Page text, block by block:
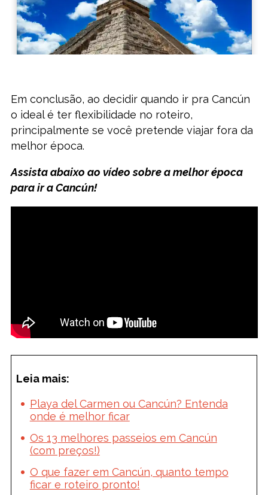
Em conclusão, ao decidir quando ir pra Cancún
o ideal é ter flexibilidade no roteiro,
principalmente se você pretende viajar fora da
melhor época.
Assista abaixo ao vídeo sobre a melhor época
para ir a Cancún!
Leia mais:
Playa del Carmen ou Cancún? Entenda
onde é melhor ficar
Os 13 melhores passeios em Cancún
(com preços!)
O que fazer em Cancún, quanto tempo
ficar e roteiro pronto!